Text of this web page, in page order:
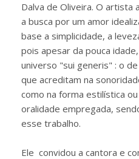
Dalva de Oliveira. O artista
a busca por um amor
base a simplicidade, a
pois apesar da pouca
universo "sui generis" : o
que acreditam na
como na forma estilística
oralidade empregada,
esse trabalho.
Ele convidou a cantora e